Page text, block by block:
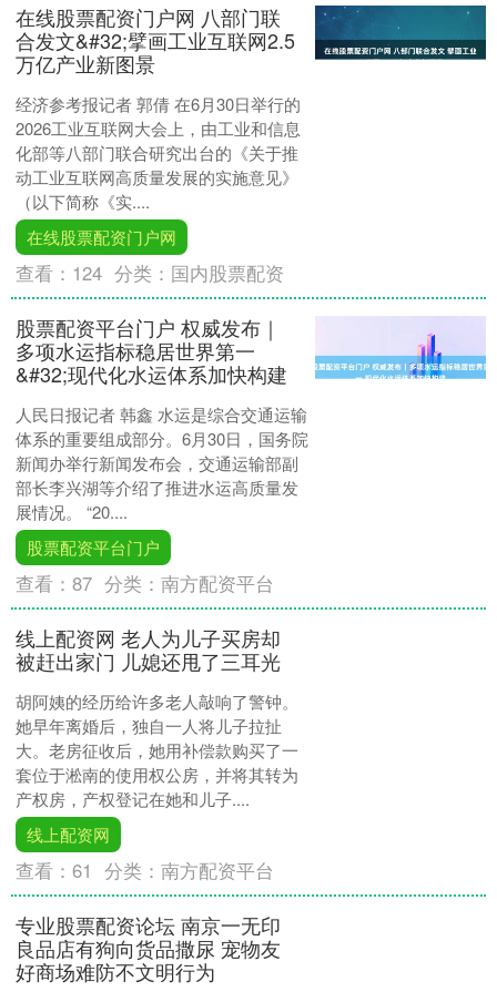
在线股票配资门户网 八部门联
合发文&#32;擘画工业互联网2.5
万亿产业新图景
经济参考报记者 郭倩 在6月30日举行的
2026工业互联网大会上，由工业和信息
化部等八部门联合研究出台的《关于推
动工业互联网高质量发展的实施意见》
（以下简称《实....
在线股票配资门户网
查看： 124 分类： 国内股票配资
股票配资平台门户 权威发布｜
多项水运指标稳居世界第一
&#32;现代化水运体系加快构建
人民日报记者 韩鑫 水运是综合交通运输
体系的重要组成部分。6月30日，国务院
新闻办举行新闻发布会，交通运输部副
部长李兴湖等介绍了推进水运高质量发
展情况。 “20....
股票配资平台门户
查看：87 分类：南方配资平台
线上配资网 老人为儿子买房却
被赶出家门 儿媳还甩了三耳光
胡阿姨的经历给许多老人敲响了警钟。
她早年离婚后，独自一人将儿子拉扯
大。老房征收后，她用补偿款购买了一
套位于淞南的使用权公房，并将其转为
产权房，产权登记在她和儿子....
线上配资网
查看：61 分类：南方配资平台
专业股票配资论坛 南京一无印
良品店有狗向货品撒尿 宠物友
好商场难防不文明行为